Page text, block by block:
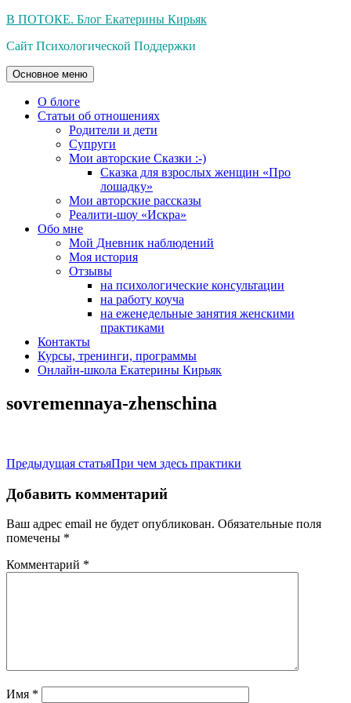
Перейти
содержимому
В ПОТОКЕ. Блог Екатерины Кирьяк
Сайт Психологической Поддержки
Основное меню
О блоге
Статьи об отношениях
Родители и дети
Супруги
Мои авторские Сказки :-)
Сказка для взрослых женщин «Про
лошадку»
Мои авторские рассказы
Реалити-шоу «Искра»
Обо мне
Мой Дневник наблюдений
Моя история
Отзывы
на психологические консультации
на работу коуча
на еженедельные занятия женскими
практиками
Контакты
Курсы, тренинги, программы
Онлайн-школа Екатерины Кирьяк
sovremennaya-zhenschina
Навигация
по
записям
Предыдущая статьяПри чем здесь практики
Добавить комментарий
Ваш адрес email не будет опубликован. Обязательные поля
помечены *
Комментарий *
Имя *